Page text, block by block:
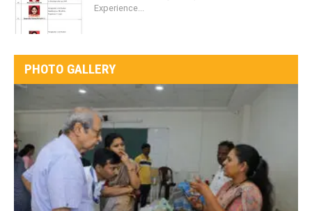
Experience...
PHOTO GALLERY